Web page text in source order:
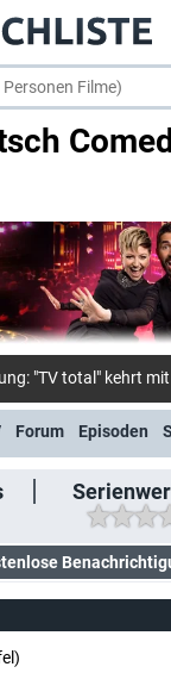
Forum Episoden